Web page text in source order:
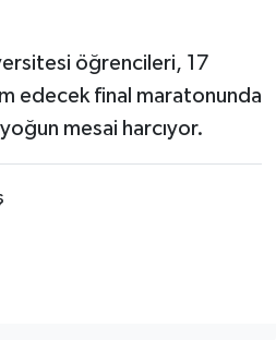
öğrencileri, 17
edecek final maratonunda
mesai harcıyor.